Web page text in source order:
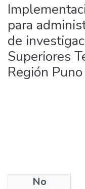
para
de
Superiores
Región
No